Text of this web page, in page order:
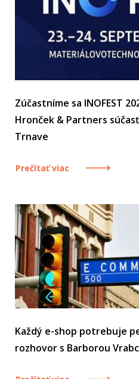
Zúčastníme sa INOFEST
Hronček & Partners
Trnave
Prečítať viac
Každý e-shop potrebuje
rozhovor s Barborou